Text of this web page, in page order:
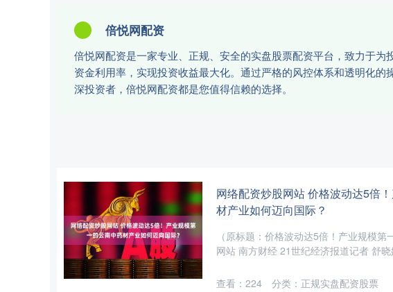
倍悦网配资
倍悦网配资是一家专业、正规、安全的实盘股票配资平台，致力于
资金利用率，实现投资收益最大化。通过严格的风控体系和透明化
深投资者，倍悦网配资都是您值得信赖的选择。
网络配资炒股网站 价格波动达5倍
材产业如何迈向国际？
（原标题：价格波动达5倍！产业规模
网站 南方财经 21世纪经济报道记者 舒
查看： 224 分类： 正规实盘配资股票